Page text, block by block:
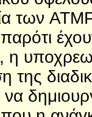
των
της
να